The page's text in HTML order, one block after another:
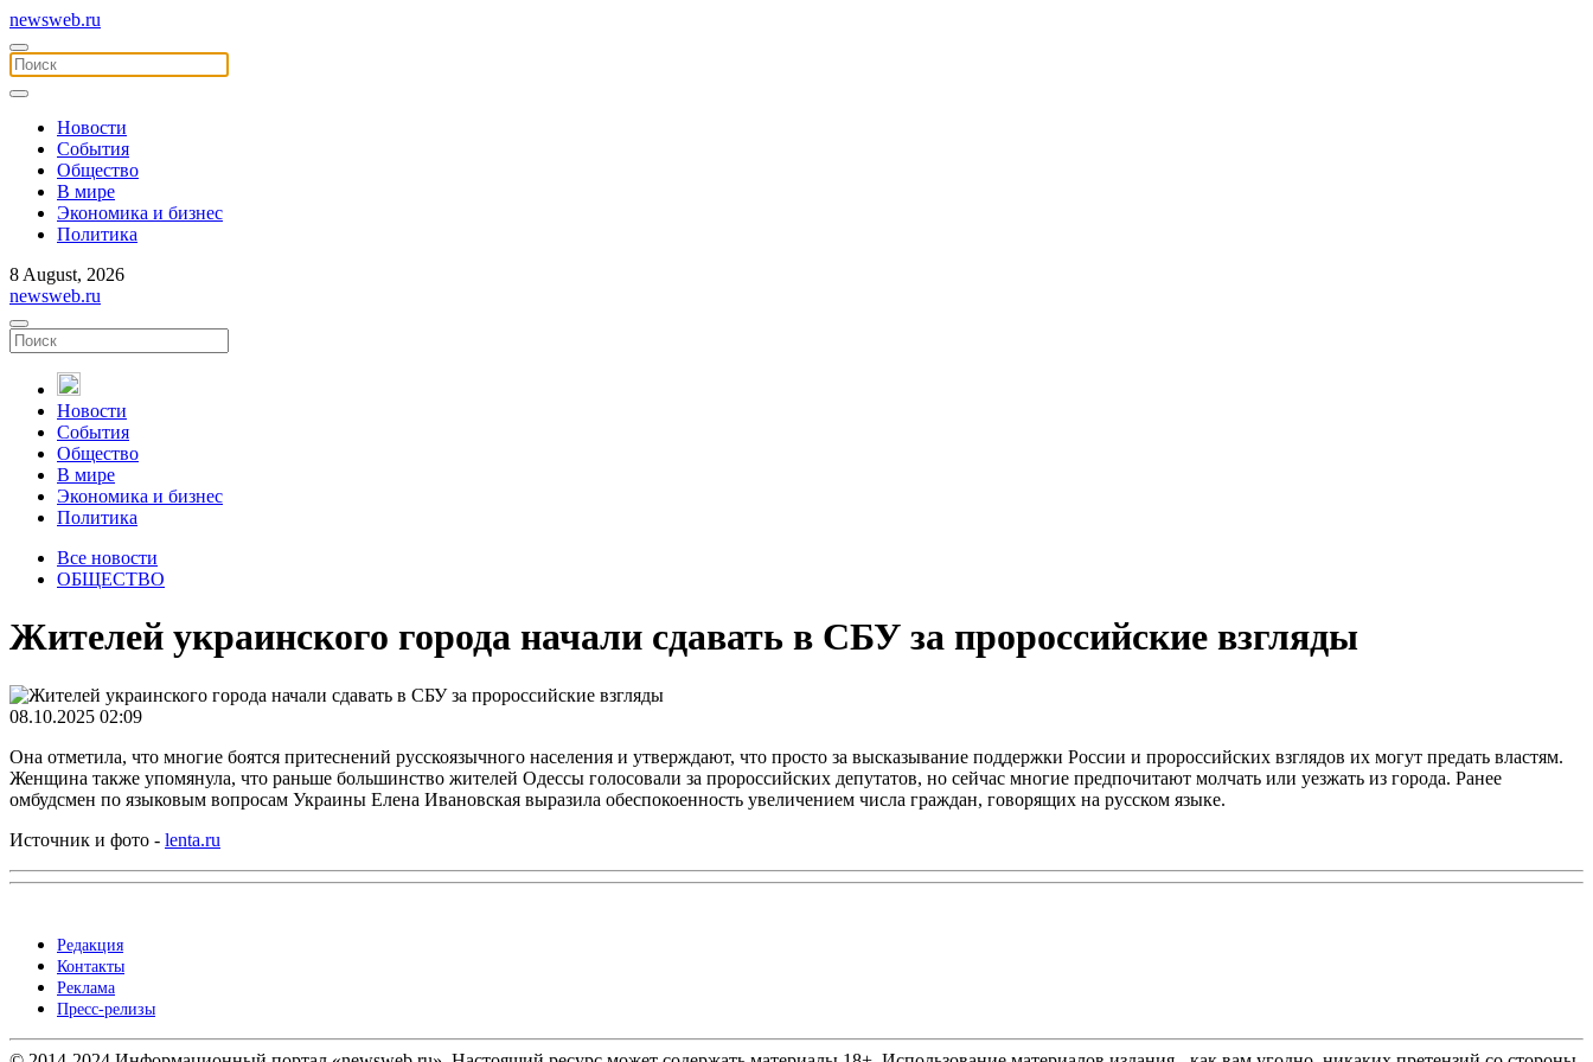
newsweb.ru
Новости
События
Общество
В мире
Экономика и бизнес
Политика
8 August, 2026
newsweb.ru
Новости
События
Общество
В мире
Экономика и бизнес
Политика
Все новости
ОБЩЕСТВО
Жителей украинского города начали сдавать в СБУ за пророссийские взгляды
08.10.2025 02:09
Она отметила, что многие боятся притеснений русскоязычного населения и утверждают, что просто за высказывание поддержки России и пророссийских взглядов их могут предать властям.
Женщина также упомянула, что раньше большинство жителей Одессы голосовали за пророссийских депутатов, но сейчас многие предпочитают молчать или уезжать из города. Ранее
омбудсмен по языковым вопросам Украины Елена Ивановская выразила обеспокоенность увеличением числа граждан, говорящих на русском языке.
Источник и фото - lenta.ru
Редакция
Контакты
Реклама
Пресс-релизы